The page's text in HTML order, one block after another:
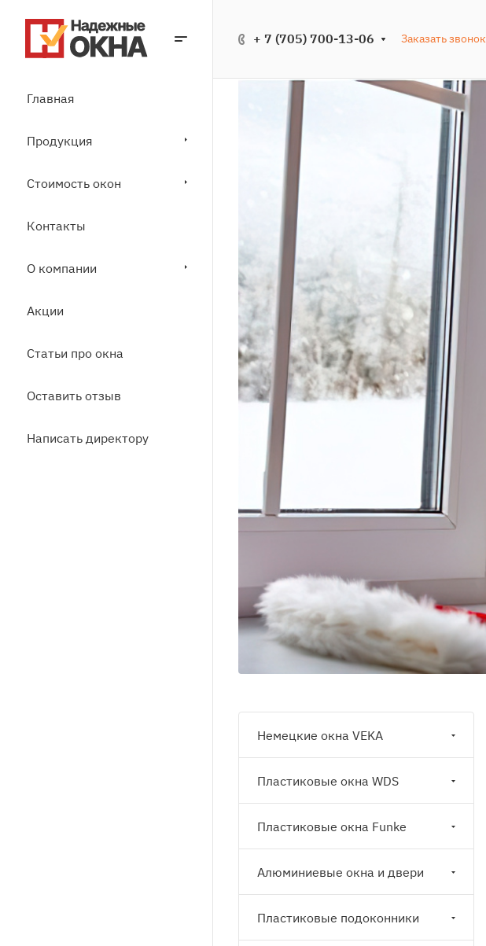
+ 7 (705) 700-13-06 Заказать звонок
Главная
Продукция
Стоимость окон
Контакты
О компании
Акции
Статьи про окна
Оставить отзыв
Написать директору
Немецкие окна VEKA
Пластиковые окна WDS
Пластиковые окна Funke
Алюминиевые окна и двери
Пластиковые подоконники